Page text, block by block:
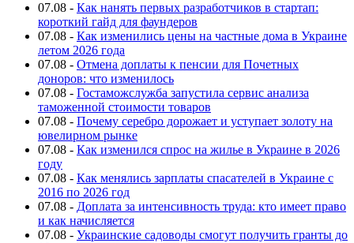
07.08 - Как нанять первых разработчиков в стартап:
короткий гайд для фаундеров
07.08 - Как изменились цены на частные дома в Украине
летом 2026 года
07.08 - Отмена доплаты к пенсии для Почетных
доноров: что изменилось
07.08 - Гостаможслужба запустила сервис анализа
таможенной стоимости товаров
07.08 - Почему серебро дорожает и уступает золоту на
ювелирном рынке
07.08 - Как изменился спрос на жилье в Украине в 2026
году
07.08 - Как менялись зарплаты спасателей в Украине с
2016 по 2026 год
07.08 - Доплата за интенсивность труда: кто имеет право
и как начисляется
07.08 - Украинские садоводы смогут получить гранты до